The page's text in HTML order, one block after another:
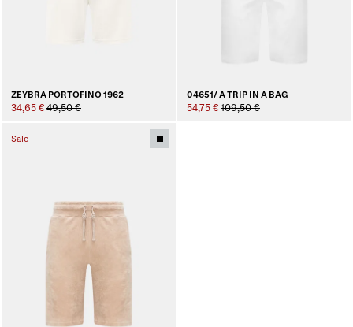
ZEYBRA PORTOFINO 1962
34,65 € 49,50 €
04651/ A TRIP IN A BAG
54,75 € 109,50 €
Sale